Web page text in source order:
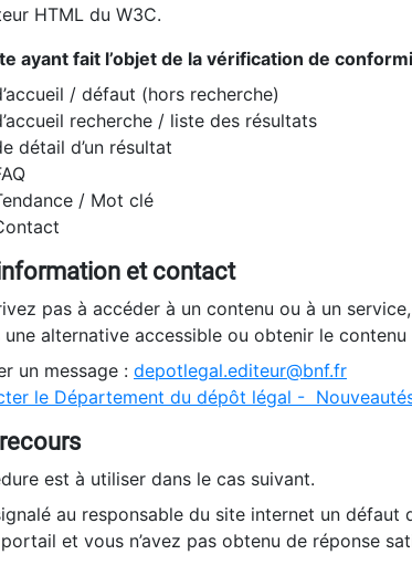
HTML du W3C.
ayant fait l’objet de la vérification de
/ défaut (hors recherche)
recherche / liste des résultats
détail d’un résultat
/ Mot clé
et contact
pas à accéder à un contenu ou à un
alternative accessible ou obtenir le
un message : depotlegal.editeur@bnf.fr
le Département du dépôt légal -
est à utiliser dans le cas suivant.
au responsable du site internet un défaut
et vous n’avez pas obtenu de réponse